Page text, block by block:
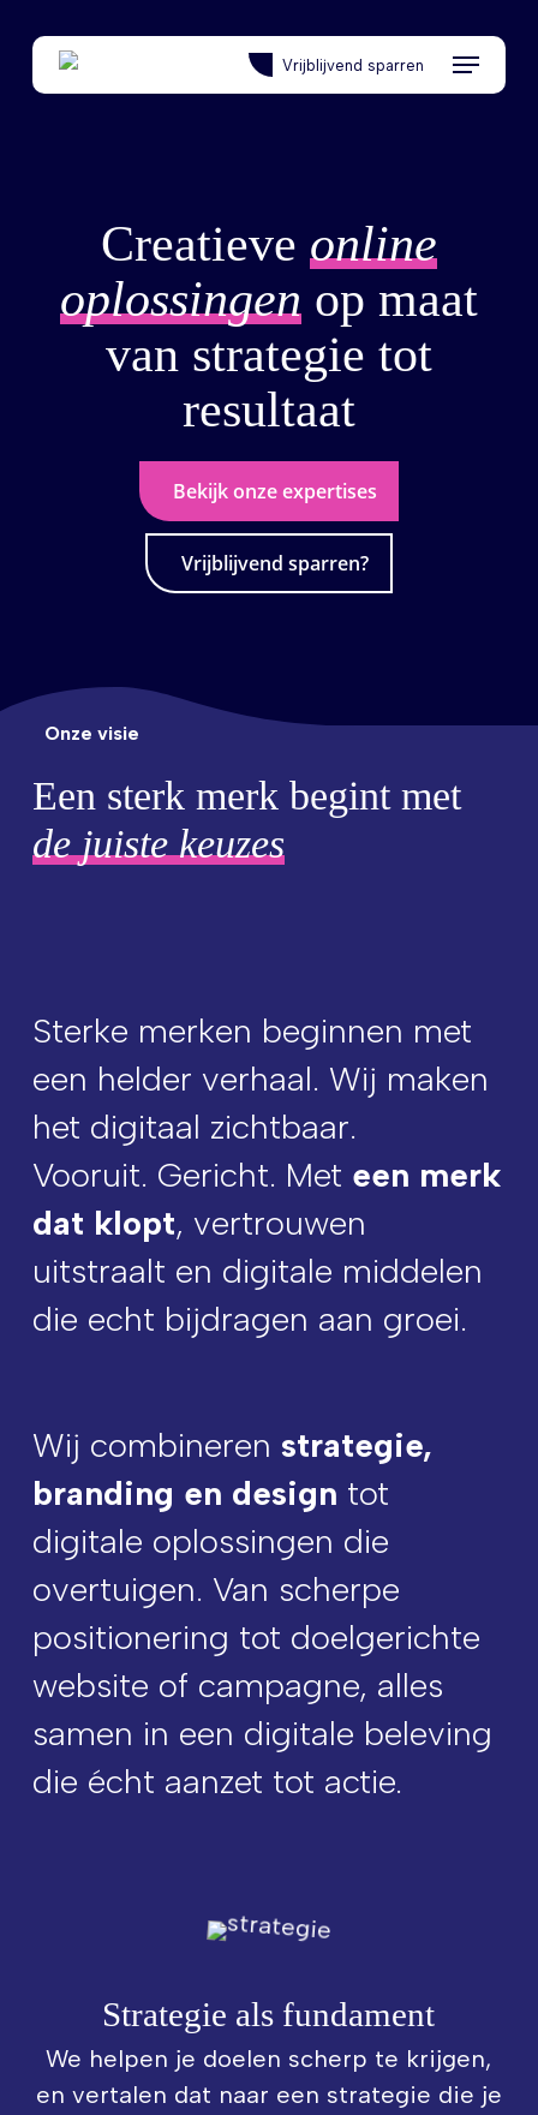
main
Vrijblijvend sparren Menu
Creatieve online
oplossingen op maat
van strategie tot
resultaat
Bekijk onze expertises
Vrijblijvend sparren?
Onze visie
Een sterk merk begint met
de juiste keuzes
Sterke merken beginnen met
een helder verhaal. Wij maken
het digitaal zichtbaar.
Vooruit. Gericht. Met een merk
dat klopt, vertrouwen
uitstraalt en digitale middelen
die echt bijdragen aan groei.
Wij combineren strategie,
branding en design tot
digitale oplossingen die
overtuigen. Van scherpe
positionering tot doelgerichte
website of campagne, alles
samen in een digitale beleving
die écht aanzet tot actie.
Strategie als fundament
We helpen je doelen scherp te krijgen,
en vertalen dat naar een strategie die je